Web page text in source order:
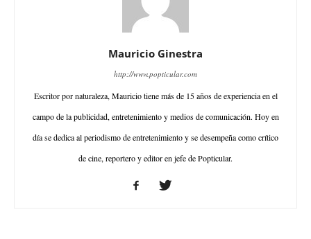
Mauricio Ginestra
http://www.popticular.com
Escritor por naturaleza, Mauricio tiene más de 15 años de experiencia en el
campo de la publicidad, entretenimiento y medios de comunicación. Hoy en
día se dedica al periodismo de entretenimiento y se desempeña como crítico
de cine, reportero y editor en jefe de Popticular.